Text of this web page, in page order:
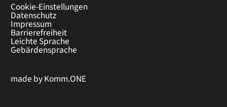
Cookie-Einstellungen
Datenschutz
Impressum
Barrierefreiheit
Leichte Sprache
Gebärdensprache
made byKomm.ONE